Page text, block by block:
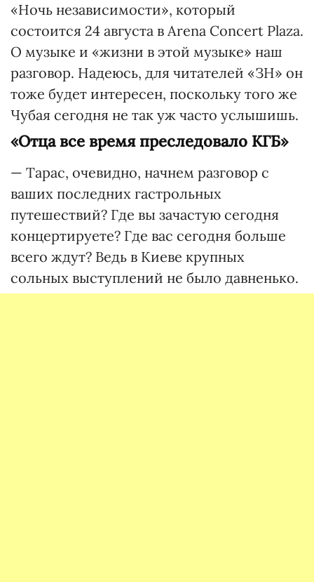
«Ночь независимости», который
состоится 24 августа в Arena Concert Plaza.
О музыке и «жизни в этой музыке» наш
разговор. Надеюсь, для читателей «ЗН» он
тоже будет интересен, поскольку того же
Чубая сегодня не так уж часто услышишь.
«Отца все время преследовало КГБ»
— Тарас, очевидно, начнем разговор с
ваших последних гастрольных
путешествий? Где вы зачастую сегодня
концертируете? Где вас сегодня больше
всего ждут? Ведь в Киеве крупных
сольных выступлений не было давненько.